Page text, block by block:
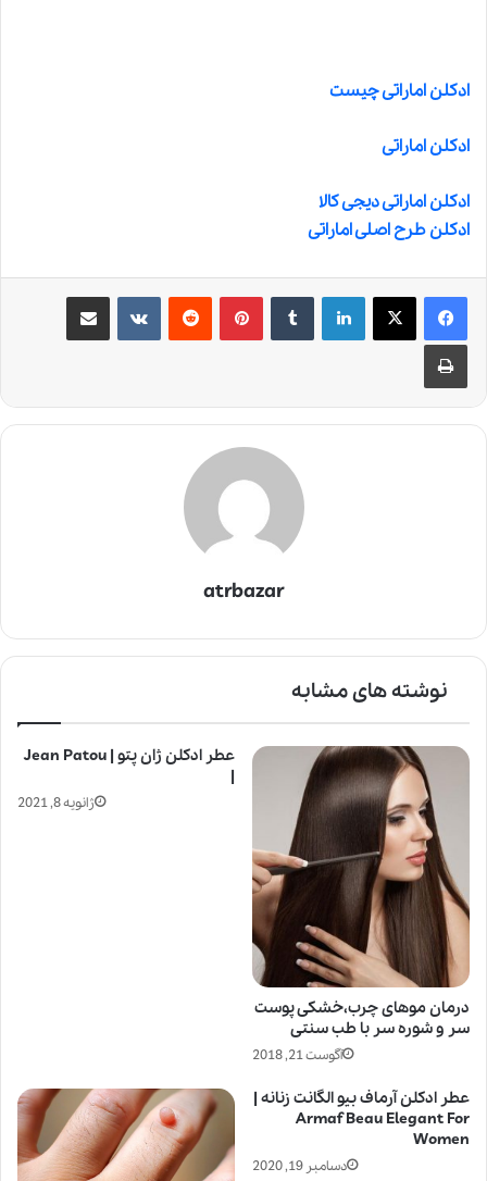
ادکلن اماراتی چیست
ادکلن اماراتی
ادکلن اماراتی دیجی کالا
ادکلن طرح اصلی اماراتی
لینکدین ‫تامبلر ‫پین‌ترست‫رددیت ‫VKontakteاشتراک گذاری از طریق ایمیل
چاپ
atrbazar
نوشته های مشابه
عطر ادکلن ژان پتو | Jean Patou
|
ژانویه 8, 2021
درمان موهای چرب،خشکی پوست
سر و شوره سر با طب سنتی
آگوست 21, 2018
عطر ادکلن آرماف بیو الگانت زنانه |
Armaf Beau Elegant For
Women
دسامبر 19, 2020